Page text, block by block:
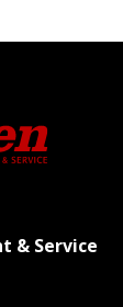
& Service